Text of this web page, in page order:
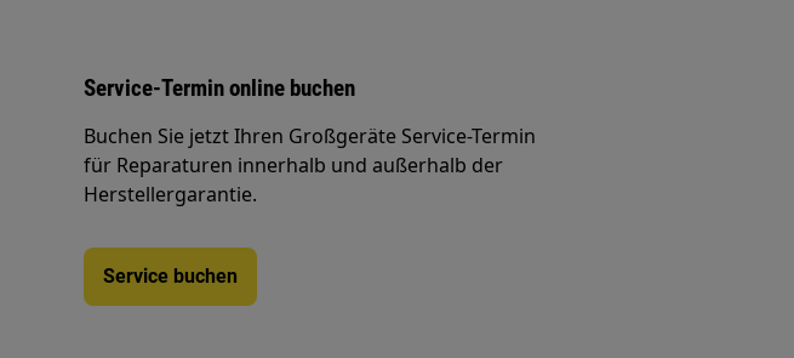
Service-Termin online buchen
Buchen Sie jetzt Ihren Großgeräte Service-Termin
für Reparaturen innerhalb und außerhalb der
Herstellergarantie.
Service buchen